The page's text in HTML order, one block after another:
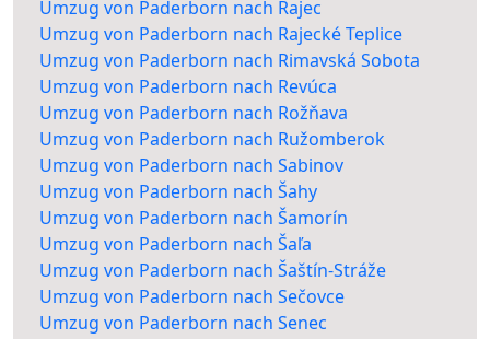
Umzug von Paderborn nach Rajec
Umzug von Paderborn nach Rajecké Teplice
Umzug von Paderborn nach Rimavská Sobota
Umzug von Paderborn nach Revúca
Umzug von Paderborn nach Rožňava
Umzug von Paderborn nach Ružomberok
Umzug von Paderborn nach Sabinov
Umzug von Paderborn nach Šahy
Umzug von Paderborn nach Šamorín
Umzug von Paderborn nach Šaľa
Umzug von Paderborn nach Šaštín-Stráže
Umzug von Paderborn nach Sečovce
Umzug von Paderborn nach Senec